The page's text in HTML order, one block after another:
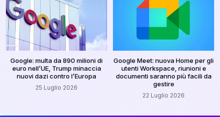
Google: multa da 890 milioni di
euro nell’UE, Trump minaccia
nuovi dazi contro l’Europa
25 Luglio 2026
Google Meet: nuova Home per gli
utenti Workspace, riunioni e
documenti saranno più facili da
gestire
22 Luglio 2026